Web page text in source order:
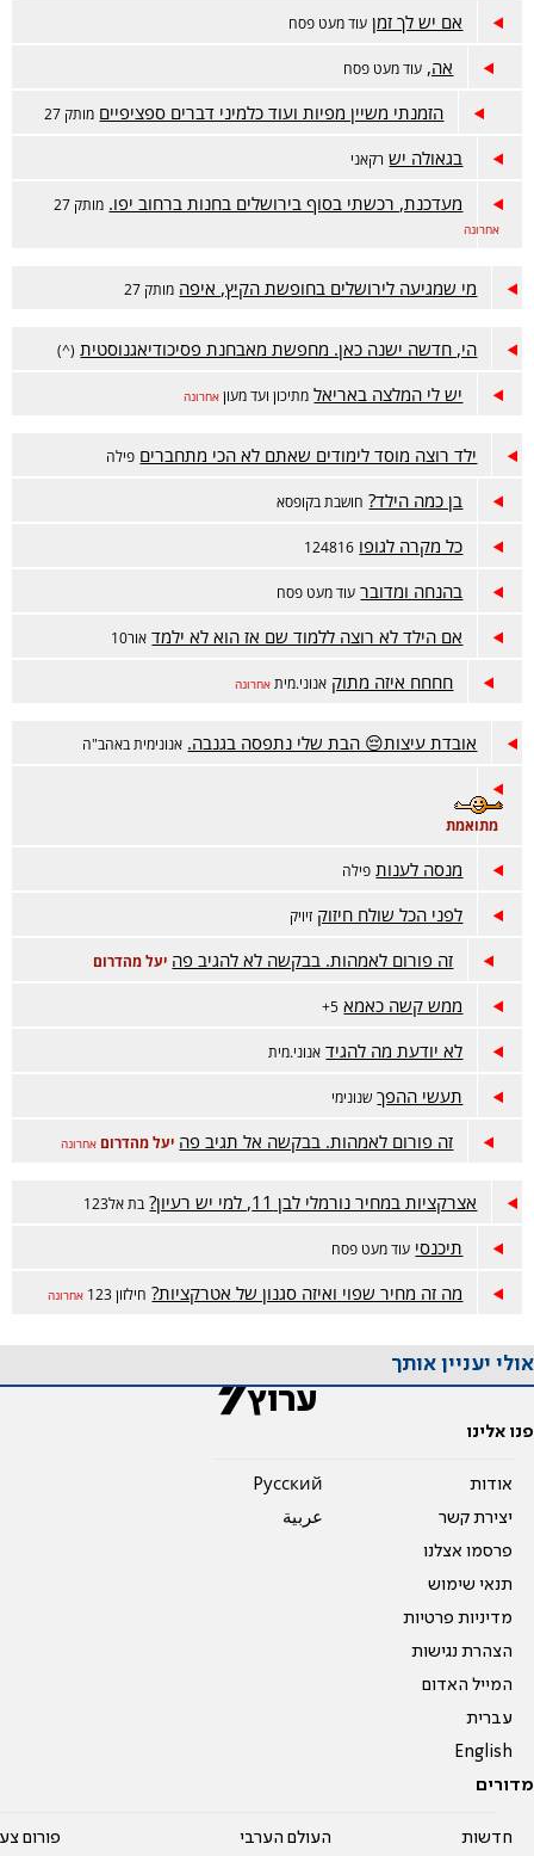
אם יש לך זמן עוד מעט פסח
אה, עוד מעט פסח
הזמנתי משיין מפיות ועוד כלמיני דברים ספציפיים מותק 27
בגאולה יש רקאני
מעדכנת, רכשתי בסוף בירושלים בחנות ברחוב יפו. מותק 27
אחרונה
מי שמגיעה לירושלים בחופשת הקיץ, איפה מותק 27
הי, חדשה ישנה כאן. מחפשת מאבחנת פסיכודיאגנוסטית (^)
יש לי המלצה באריאל מתיכון ועד מעון אחרונה
ילד רוצה מוסד לימודים שאתם לא הכי מתחברים פילה
בן כמה הילד? חושבת בקופסא
כל מקרה לגופו 124816
בהנחה ומדובר עוד מעט פסח
אם הילד לא רוצה ללמוד שם אז הוא לא ילמד אור10
חחחח איזה מתוק אנוני.מית אחרונה
אובדת עיצות😔 הבת שלי נתפסה בגנבה. אנונימית באהב"ה
מתואמת
מנסה לענות פילה
לפני הכל שולח חיזוק זיויק
זה פורום לאמהות. בבקשה לא להגיב פה יעל מהדרום
ממש קשה כאמא 5+
לא יודעת מה להגיד אנוני.מית
תעשי ההפך שנונימי
זה פורום לאמהות. בבקשה אל תגיב פה יעל מהדרום אחרונה
אצרקציות במחיר נורמלי לבן 11, למי יש רעיון? בת אל123
תיכנסי עוד מעט פסח
מה זה מחיר שפוי ואיזה סגנון של אטרקציות? חילזון 123 אחרונה
אולי יעניין אותך
פנו אלינו
אודות
יצירת קשר
פרסמו אצלנו
תנאי שימוש
מדיניות פרטיות
הצהרת נגישות
המייל האדום
עברית
English
Pусский
عربية
מדורים
חדשות העולם הערבי פורום